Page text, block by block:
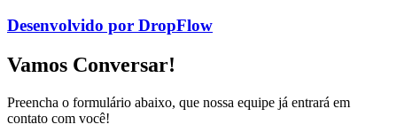
Desenvolvido por DropFlow
Vamos Conversar!
Preencha o formulário abaixo, que nossa equipe já entrará em
contato com você!